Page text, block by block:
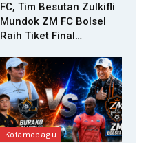
FC, Tim Besutan Zulkifli
Mundok ZM FC Bolsel
Raih Tiket Final…
Kotamobagu